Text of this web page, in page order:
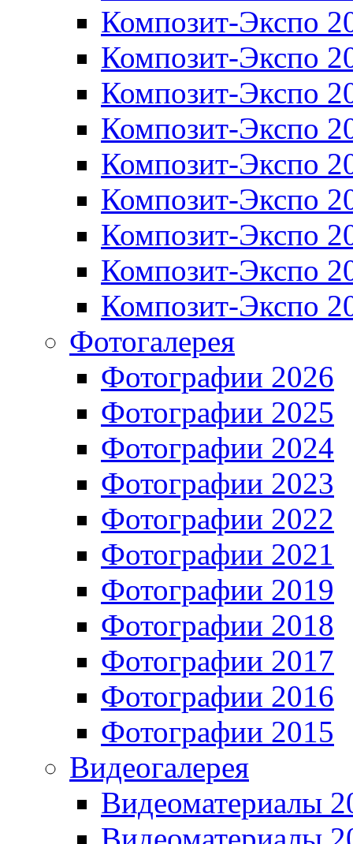
Композит-Экспо
Композит-Экспо
Композит-Экспо
Композит-Экспо
Композит-Экспо
Композит-Экспо
Композит-Экспо
Композит-Экспо
Композит-Экспо
Фотогалерея
Фотографии 2026
Фотографии 2025
Фотографии 2024
Фотографии 2023
Фотографии 2022
Фотографии 2021
Фотографии 2019
Фотографии 2018
Фотографии 2017
Фотографии 2016
Фотографии 2015
Видеогалерея
Видеоматериалы